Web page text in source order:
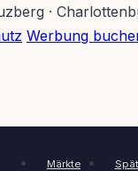
·
Werbung
Märkte